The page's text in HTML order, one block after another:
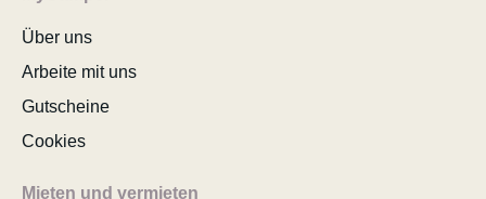
Über uns
Arbeite mit uns
Gutscheine
Cookies
Mieten und vermieten